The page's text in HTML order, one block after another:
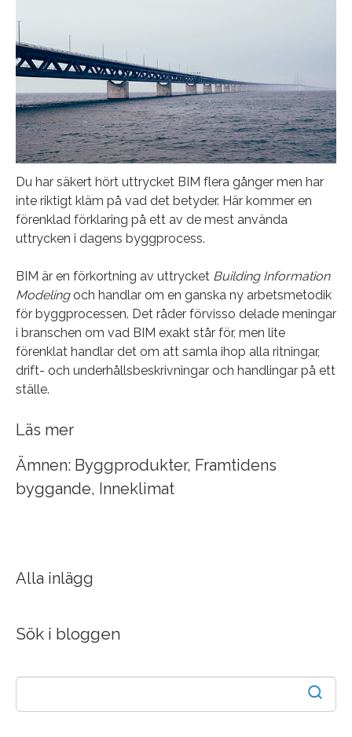
Du har säkert hört uttrycket BIM flera gånger men har
inte riktigt kläm på vad det betyder. Här kommer en
förenklad förklaring på ett av de mest använda
uttrycken i dagens byggprocess.
BIM är en förkortning av uttrycket Building Information
Modelingoch handlar om en ganska ny arbetsmetodik
för byggprocessen. Det råder förvisso delade meningar
i branschen om vad BIM exakt står för, men lite
förenklat handlar det om att samla ihop alla ritningar,
drift- och underhållsbeskrivningar och handlingar på ett
ställe.
Läs mer
Ämnen: Byggprodukter, Framtidens
byggande, Inneklimat
Alla inlägg
Sök i bloggen